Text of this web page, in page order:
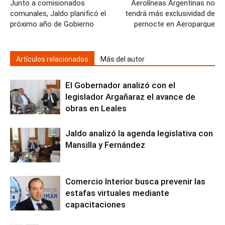
Junto a comisionados
comunales, Jaldo planificó el
próximo año de Gobierno
Aerolíneas Argentinas no
tendrá más exclusividad de
pernocte en Aeroparque
Artículos relacionados Más del autor
El Gobernador analizó con el
legislador Argañaraz el avance de
obras en Leales
Jaldo analizó la agenda legislativa con
Mansilla y Fernández
Comercio Interior busca prevenir las
estafas virtuales mediante
capacitaciones